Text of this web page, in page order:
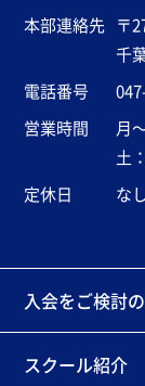
本部連絡先 〒
千
電話番号
営業時間
月
土
定休日
な
入会をご検討
スクール紹介